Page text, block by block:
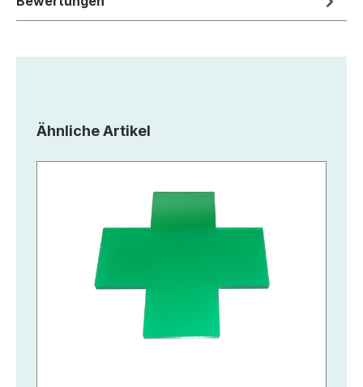
Produktgalerie überspringen
Ähnliche Artikel